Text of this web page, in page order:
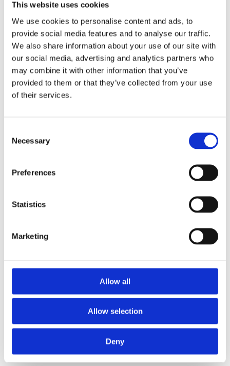
This website uses cookies
We use cookies to personalise content and ads, to
provide social media features and to analyse our traffic.
We also share information about your use of our site with
our social media, advertising and analytics partners who
may combine it with other information that you’ve
provided to them or that they’ve collected from your use
of their services.
Selection
Necessary
Preferences
Statistics
Marketing
Allow all
Allow selection
Deny
werden gelöscht oder gesperrt, sobald der Zweck der Speicherung
entfällt, der Löschung der Daten keine gesetzlichen
Aufbewahrungspflichten entgegenstehen und nachfolgend keine
anderslautenden Angaben zu einzelnen Verarbeitungsverfahren
gemacht werden.
1. Serverdaten
Aus technischen Gründen, insbesondere zur Gewährleistung eines
Typ und Version Ihres Internetbrowsers, das Betriebssystem, die
Website, von der aus Sie auf unseren Internetauftritt gewechselt
die IP-Adresse des Internetanschlusses, von dem aus die Nutzung
Diese so erhobenen Daten werden vorrübergehend gespeichert,
dies jedoch nicht gemeinsam mit anderen Daten von Ihnen.
Diese Speicherung erfolgt auf der Rechtsgrundlage von Art. 6
Abs. 1 lit. f) DSGVO. Unser berechtigtes Interesse liegt in der
Verbesserung, Stabilität, Funktionalität und Sicherheit unseres
soweit keine weitere Aufbewahrung zu Beweiszwecken
erforderlich ist. Andernfalls sind die Daten bis zur endgültigen
2. Cookies
2.1 Sitzungs-Cookies / Session-Cookies